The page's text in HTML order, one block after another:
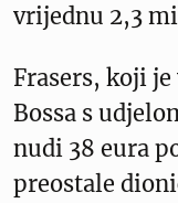
vrijednu 2,3
Frasers, koji
Bossa s
nudi 38 eura
preostale